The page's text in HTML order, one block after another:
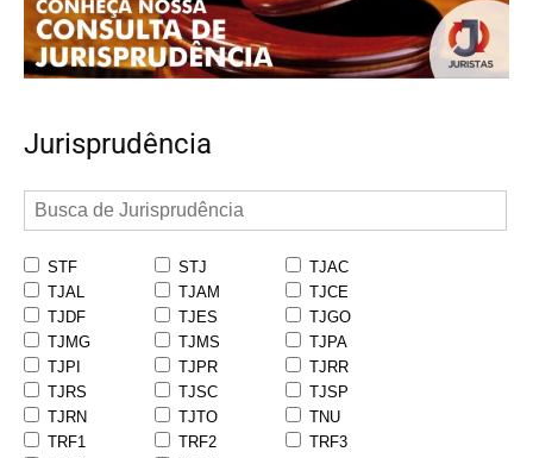
Jurisprudência
STF STJ
TJAC
TJAL
TJAM
TJCE
TJDF
TJES
TJGO
TJMG
TJMS
TJPA
TJPI
TJPR
TJRR
TJRS
TJSC
TJSP
TJRN
TJTO
TNU
TRF1
TRF2
TRF3